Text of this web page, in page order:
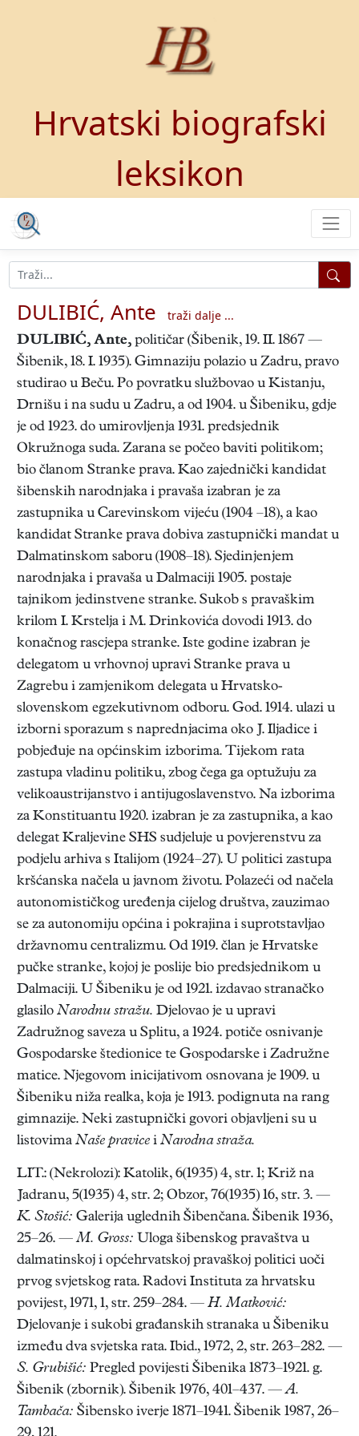
Hrvatski biografski
leksikon
DULIBIĆ, Ante
traži dalje ...
DULIBIĆ, Ante, političar (Šibenik, 19. II. 1867 —
Šibenik, 18. I. 1935). Gimnaziju polazio u Zadru, pravo
studirao u Beču. Po povratku službovao u Kistanju,
Drnišu i na sudu u Zadru, a od 1904. u Šibeniku, gdje
je od 1923. do umirovljenja 1931. predsjednik
Okružnoga suda. Zarana se počeo baviti politikom;
bio članom Stranke prava. Kao zajednički kandidat
šibenskih narodnjaka i pravaša izabran je za
zastupnika u Carevinskom vijeću (1904 –18), a kao
kandidat Stranke prava dobiva zastupnički mandat u
Dalmatinskom saboru (1908–18). Sjedinjenjem
narodnjaka i pravaša u Dalmaciji 1905. postaje
tajnikom jedinstvene stranke. Sukob s pravaškim
krilom I. Krstelja i M. Drinkovića dovodi 1913. do
konačnog rascjepa stranke. Iste godine izabran je
delegatom u vrhovnoj upravi Stranke prava u
Zagrebu i zamjenikom delegata u Hrvatsko-
slovenskom egzekutivnom odboru. God. 1914. ulazi u
izborni sporazum s naprednjacima oko J. Iljadice i
pobjeđuje na općinskim izborima. Tijekom rata
zastupa vladinu politiku, zbog čega ga optužuju za
velikoaustrijanstvo i antijugoslavenstvo. Na izborima
za Konstituantu 1920. izabran je za zastupnika, a kao
delegat Kraljevine SHS sudjeluje u povjerenstvu za
podjelu arhiva s Italijom (1924–27). U politici zastupa
kršćanska načela u javnom životu. Polazeći od načela
autonomističkog uređenja cijelog društva, zauzimao
se za autonomiju općina i pokrajina i suprotstavljao
državnomu centralizmu. Od 1919. član je Hrvatske
pučke stranke, kojoj je poslije bio predsjednikom u
Dalmaciji. U Šibeniku je od 1921. izdavao stranačko
glasilo Narodnu stražu. Djelovao je u upravi
Zadružnog saveza u Splitu, a 1924. potiče osnivanje
Gospodarske štedionice te Gospodarske i Zadružne
matice. Njegovom inicijativom osnovana je 1909. u
Šibeniku niža realka, koja je 1913. podignuta na rang
gimnazije. Neki zastupnički govori objavljeni su u
listovima Naše pravice i Narodna straža.
LIT.: (Nekrolozi): Katolik, 6(1935) 4, str. 1; Križ na
Jadranu, 5(1935) 4, str. 2; Obzor, 76(1935) 16, str. 3. —
K. Stošić: Galerija uglednih Šibenčana. Šibenik 1936,
25–26. —M. Gross: Uloga šibenskog pravaštva u
dalmatinskoj i općehrvatskoj pravaškoj politici uoči
prvog svjetskog rata. Radovi Instituta za hrvatsku
povijest, 1971, 1, str. 259–284. — H. Matković:
Djelovanje i sukobi građanskih stranaka u Šibeniku
između dva svjetska rata. Ibid., 1972, 2, str. 263–282. —
S. Grubišić: Pregled povijesti Šibenika 1873–1921. g.
Šibenik (zbornik). Šibenik 1976, 401–437. —A.
Tambača: Šibensko iverje 1871–1941. Šibenik 1987, 26–